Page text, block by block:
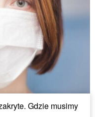
Gdzie musimy